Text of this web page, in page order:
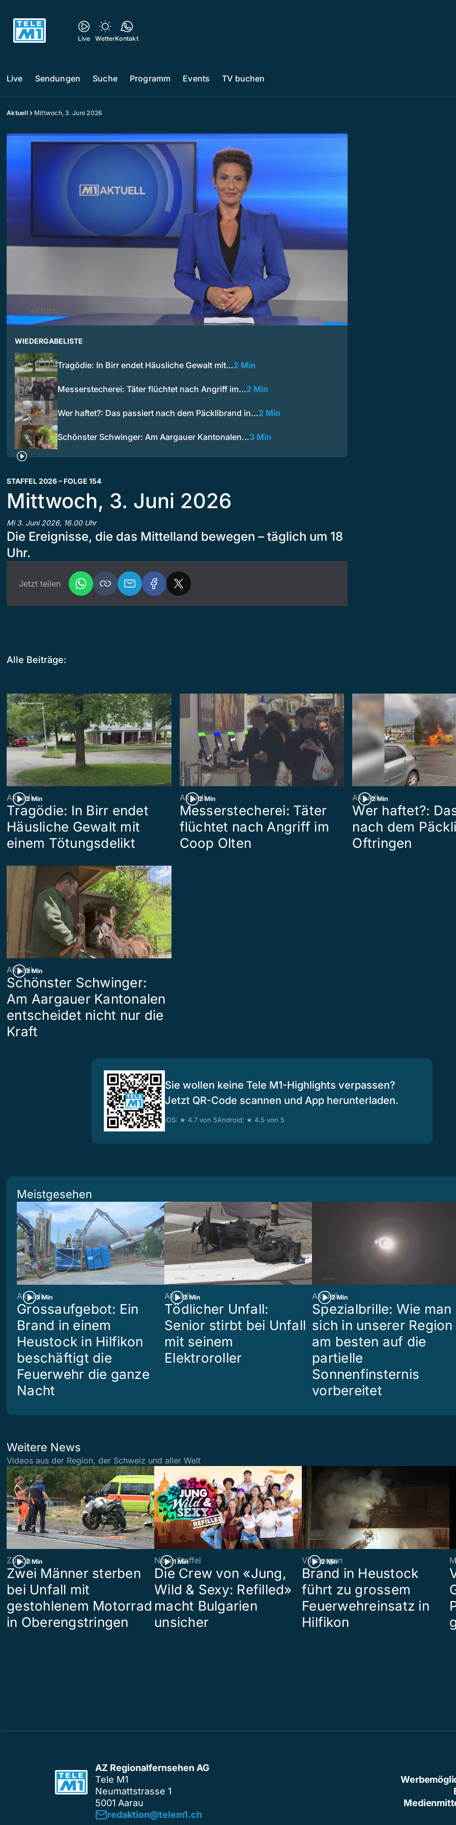
Live WetterKontakt
Live Sendungen Suche Programm Events TV buchen
Aktuell Mittwoch, 3. Juni 2026
WIEDERGABELISTE
Tragödie: In Birr endet Häusliche Gewalt mit…2 Min
Messerstecherei: Täter flüchtet nach Angriff im…2 Min
Wer haftet?: Das passiert nach dem Päcklibrand in…2 Min
Schönster Schwinger: Am Aargauer Kantonalen…3 Min
STAFFEL 2026 – FOLGE 154
Mittwoch, 3. Juni 2026
Mi 3. Juni 2026, 16.00 Uhr
Die Ereignisse, die das Mittelland bewegen – täglich um 18
Uhr.
Jetzt teilen
Alle Beiträge:
2 Min
Aktuell
Tragödie: In Birr endet
Häusliche Gewalt mit
einem Tötungsdelikt
2 Min
Aktuell
Messerstecherei: Täter
flüchtet nach Angriff im
Coop Olten
2 Min
Aktuell
Wer haftet?:
nach dem
Oftringen
3 Min
Aktuell
Schönster Schwinger:
Am Aargauer Kantonalen
entscheidet nicht nur die
Kraft
Sie wollen keine Tele M1-Highlights verpassen?
Jetzt QR-Code scannen und App herunterladen.
iOS: ★ 4.7 von 5Android: ★ 4.5 von 5
Meistgesehen
3 Min
Aktuell
Grossaufgebot: Ein
Brand in einem
Heustock in Hilfikon
beschäftigt die
Feuerwehr die ganze
Nacht
2 Min
Aktuell
Tödlicher Unfall:
Senior stirbt bei Unfall
mit seinem
Elektroroller
2 Min
Aktuell
Spezialbrille: Wie man
sich in unserer Region
am besten auf die
partielle
Sonnenfinsternis
vorbereitet
Weitere News
Videos aus der Region, der Schweiz und aller Welt
2 Min
Zürich
Zwei Männer sterben
bei Unfall mit
gestohlenem Motorrad
in Oberengstringen
1 Min
Neue Staffel
Die Crew von «Jung,
Wild & Sexy: Refilled»
macht Bulgarien
unsicher
2 Min
Villmergen
Brand in Heustock
führt zu grossem
Feuerwehreinsatz in
Hilfikon
AZ Regionalfernsehen AG
Tele M1
Neumattstrasse 1
5001 Aarau
redaktion@telem1.ch